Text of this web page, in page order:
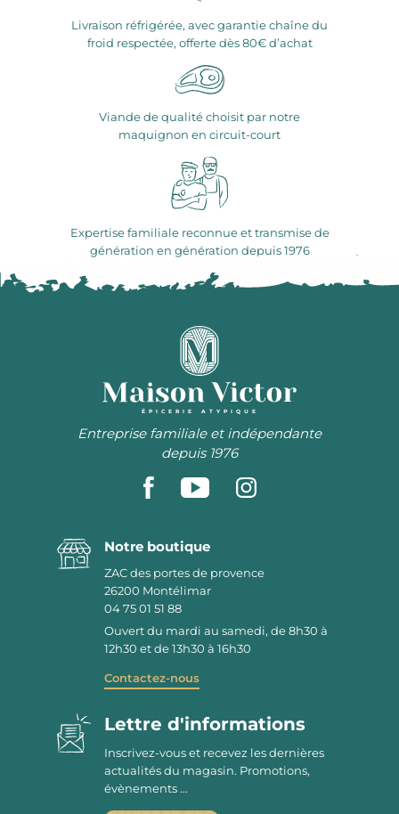
Livraison réfrigérée, avec garantie chaîne du
froid respectée, offerte dès 80€ d’achat
Viande de qualité choisit par notre
maquignon en circuit-court
Expertise familiale reconnue et transmise de
génération en génération depuis 1976
ÉPICERIE ATYPIQUE
Entreprise familiale et indépendante
depuis 1976
Notre boutique
ZAC des portes de provence
26200 Montélimar
04 75 01 51 88
Ouvert du mardi au samedi, de 8h30 à
12h30 et de 13h30 à 16h30
Contactez-nous
Lettre d'informations
Inscrivez-vous et recevez les dernières
actualités du magasin. Promotions,
évènements ...